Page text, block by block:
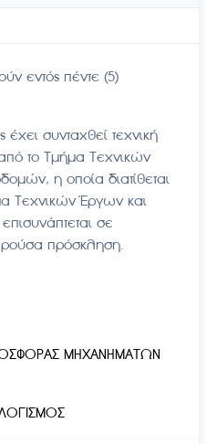
εντός πέντε (5)
συνταχθεί τεχνική
το Τμήμα Τεχνικών
η οποία διατίθεται
Τεχνικών Έργων και
σε
πρόσκληση.
ΜΗΧΑΝΗΜΑΤΩΝ